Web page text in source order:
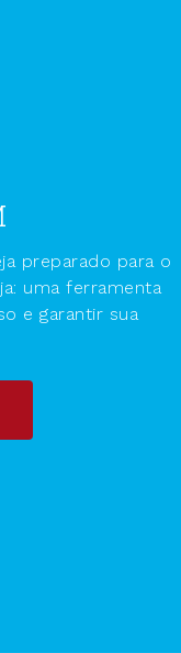
preparado para o
uma ferramenta
e garantir sua